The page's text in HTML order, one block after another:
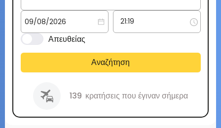
Απευθείας
Αναζήτηση
139 κρατήσεις που έγιναν σήμερα